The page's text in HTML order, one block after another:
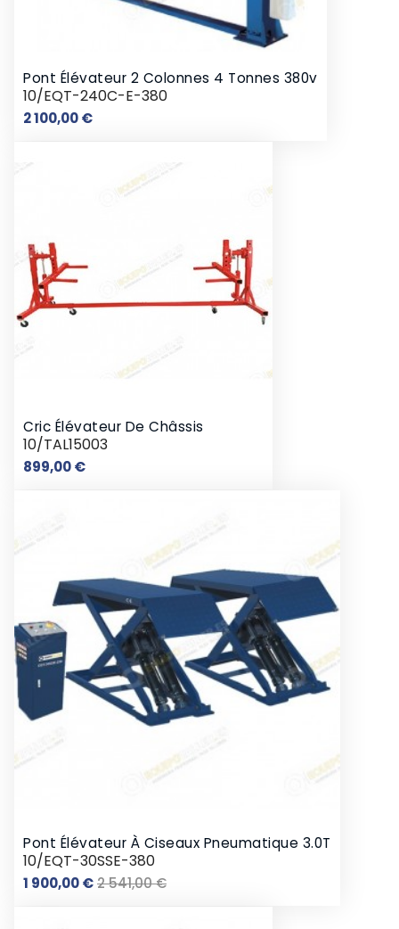
Pont Élévateur 2 Colonnes 4 Tonnes 380v
10/EQT-240C-E-380
2 100,00 €Prix
Cric Élévateur De Châssis
10/TAL15003
899,00 €Prix
Pont Élévateur À Ciseaux Pneumatique 3.0T
10/EQT-30SSE-380
1 900,00 €Prix
2 541,00 €Prix